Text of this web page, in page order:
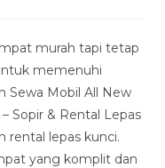
murah tapi tetap
memenuhi
Sewa Mobil All New
Sopir & Rental Lepas
rental lepas kunci.
yang komplit dan